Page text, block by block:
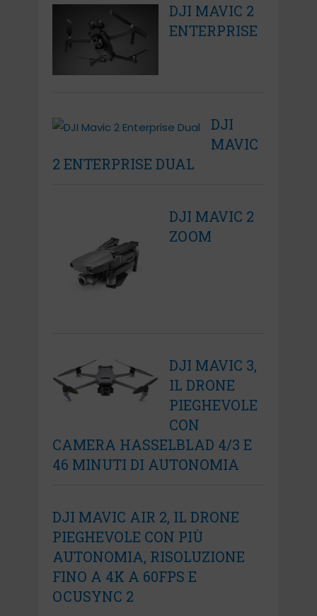
DJI MAVIC 2
ENTERPRISE
DJI
MAVIC
2 ENTERPRISE DUAL
DJI MAVIC 2
ZOOM
DJI MAVIC 3,
IL DRONE
PIEGHEVOLE
CON
CAMERA HASSELBLAD 4/3 E
46 MINUTI DI AUTONOMIA
DJI MAVIC AIR 2, IL DRONE
PIEGHEVOLE CON PIÙ
AUTONOMIA, RISOLUZIONE
FINO A 4K A 60FPS E
OCUSYNC 2